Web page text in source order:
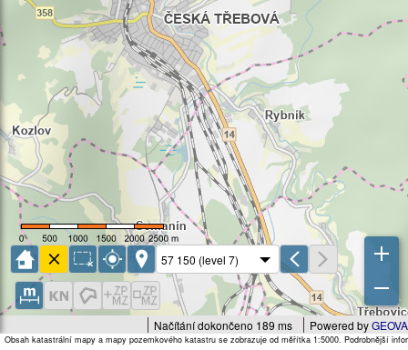
Powered by
Načítání dokončeno 189 ms
Obsah katastrální mapy a mapy pozemkového katastru se zobrazuje od měřítka 1:5000. Podrobnější